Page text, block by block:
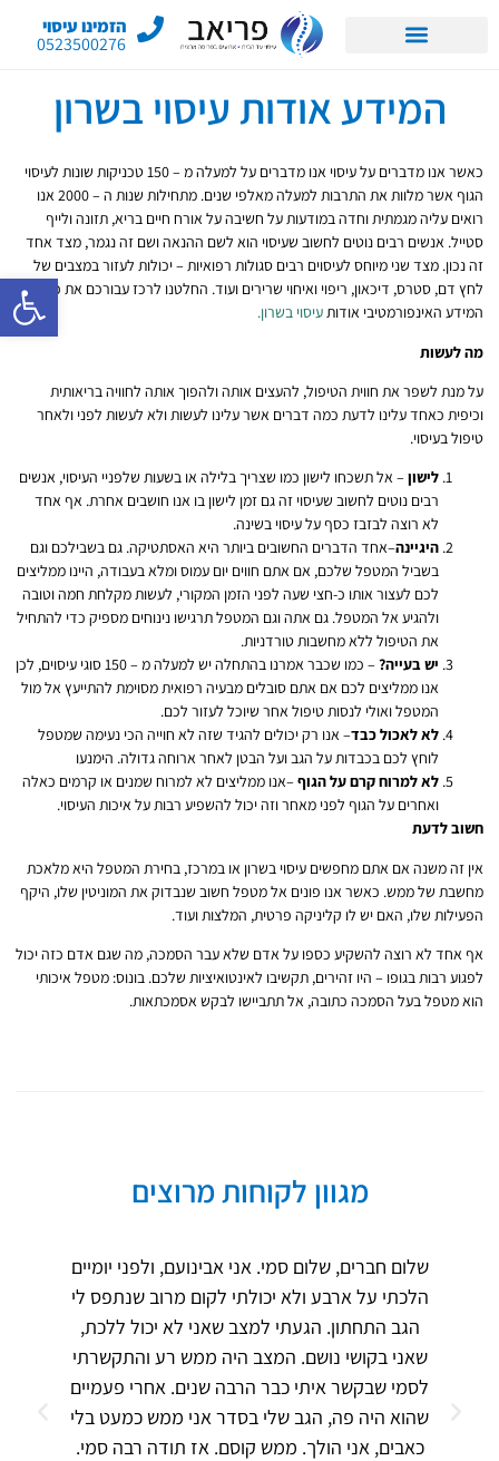
פתח
הזמינו עיסוי
0523500276
המידע אודות עיסוי בשרון
כאשר אנו מדברים על עיסוי אנו מדברים על למעלה מ – 150 טכניקות שונות לעיסוי
הגוף אשר מלוות את התרבות למעלה מאלפי שנים. מתחילות שנות ה – 2000 אנו
רואים עליה מגמתית וחדה במודעות על חשיבה על אורח חיים בריא, תזונה ולייף
סטייל. אנשים רבים נוטים לחשוב שעיסוי הוא לשם ההנאה ושם זה נגמר, מצד אחד
זה נכון. מצד שני מיוחס לעיסוים רבים סגולות רפואיות – יכולות לעזור במצבים של
לחץ דם, סטרס, דיכאון, ריפוי ואיחוי שרירים ועוד. החלטנו לרכז עבורכם את כל
המידע האינפורמטיבי אודותעיסוי בשרון.
מה לעשות
על מנת לשפר את חווית הטיפול, להעצים אותה ולהפוך אותה לחוויה בריאותית
וכיפית כאחד עלינו לדעת כמה דברים אשר עלינו לעשות ולא לעשות לפני ולאחר
טיפול בעיסוי.
לישון– אל תשכחו לישון כמו שצריך בלילה או בשעות שלפניי העיסוי, אנשים
רבים נוטים לחשוב שעיסוי זה גם זמן לישון בו אנו חושבים אחרת. אף אחד
לא רוצה לבזבז כסף על עיסוי בשינה.
היגיינה–אחד הדברים החשובים ביותר היא האסתטיקה. גם בשבילכם וגם
בשביל המטפל שלכם, אם אתם חווים יום עמוס ומלא בעבודה, היינו ממליצים
לכם לעצור אותו כ-חצי שעה לפני הזמן המקורי, לעשות מקלחת חמה וטובה
ולהגיע אל המטפל. גם אתה וגם המטפל תרגישו נינוחים מספיק כדי להתחיל
את הטיפול ללא מחשבות טורדניות.
יש בעייה?
– כמו שכבר אמרנו בהתחלה יש למעלה מ – 150 סוגי עיסוים, לכן
אנו ממליצים לכם אם אתם סובלים מבעיה רפואית מסוימת להתייעץ אל מול
המטפל ואולי לנסות טיפול אחר שיוכל לעזור לכם.
לא לאכול כבד– אנו רק יכולים להגיד שזה לא חוייה הכי נעימה שמטפל
לוחץ לכם בכבדות על הגב ועל הבטן לאחר ארוחה גדולה. הימנעו
לא למרוח קרם על הגוף–אנו ממליצים לא למרוח שמנים או קרמים כאלה
ואחרים על הגוף לפני מאחר וזה יכול להשפיע רבות על איכות העיסוי.
חשוב לדעת
אין זה משנה אם אתם מחפשים עיסוי בשרון או במרכז, בחירת המטפל היא מלאכת
מחשבת של ממש. כאשר אנו פונים אל מטפל חשוב שנבדוק את המוניטין שלו, היקף
הפעילות שלו, האם יש לו קליניקה פרטית, המלצות ועוד.
אף אחד לא רוצה להשקיע כספו על אדם שלא עבר הסמכה, מה שגם אדם כזה יכול
לפגוע רבות בגופו – היו זהירים, תקשיבו לאינטואיציות שלכם. בונוס: מטפל איכותי
הוא מטפל בעל הסמכה כתובה, אל תתביישו לבקש אסמכתאות.
מגוון לקוחות מרוצים
שלום חברים, שלום סמי. אני אבינועם, ולפני יומיים
הלכתי על ארבע ולא יכולתי לקום מרוב שנתפס לי
הגב התחתון. הגעתי למצב שאני לא יכול ללכת,
שאני בקושי נושם. המצב היה ממש רע והתקשרתי
לסמי שבקשר איתי כבר הרבה שנים. אחרי פעמיים
שהוא היה פה, הגב שלי בסדר אני ממש כמעט בלי
כאבים, אני הולך. ממש קוסם. אז תודה רבה סמי.